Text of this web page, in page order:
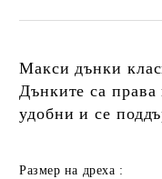
Макси дънки
Дънките са
удобни и се
Размер на дреха :